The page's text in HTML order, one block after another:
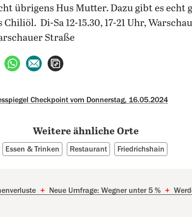
übrigens Hus Mutter. Dazu gibt es echt
Chiliöl. Di-Sa 12-15.30, 17-21 Uhr,
Straße
teilen
auf X teilenper WhatsApp teilen
per E-Mail teilen
Checkpoint vom Donnerstag, 16.05.2024
Weitere ähnliche Orte
Essen & Trinken Restaurant Friedrichshain
+ Neue Umfrage: Wegner unter 5 % +